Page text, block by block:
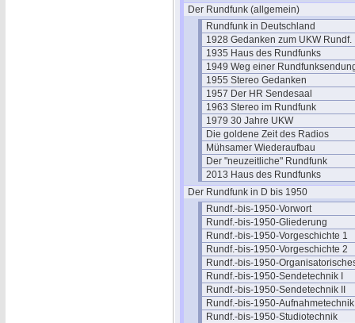
Der Rundfunk (allgemein)
Rundfunk in Deutschland
1928 Gedanken zum UKW Rundf.
1935 Haus des Rundfunks
1949 Weg einer
1955 Stereo Gedanken
1957 Der HR Sendesaal
1963 Stereo im Rundfunk
1979 30 Jahre UKW
Die goldene Zeit des Radios
Mühsamer Wiederaufbau
Der "neuzeitliche" Rundfunk
2013 Haus des Rundfunks
Der Rundfunk in D bis 1950
Rundf.-bis-1950-Vorwort
Rundf.-bis-1950-Gliederung
Rundf.-bis-1950-Vorgeschichte 1
Rundf.-bis-1950-Vorgeschichte 2
Rundf.-bis-1950-
Rundf.-bis-1950-Sendetechnik I
Rundf.-bis-1950-Sendetechnik II
Rundf.-bis-1950-Aufnahmetechnik
Rundf.-bis-1950-Studiotechnik